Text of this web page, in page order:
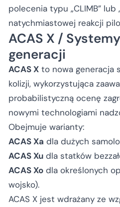
polecenia typu „CLIMB” lub
natychmiastowej reakcji
ACAS X /
generacji
ACAS X to nowa generacja
kolizji, wykorzystująca
probabilistyczną ocenę
nowymi technologiami
Obejmuje warianty:
ACAS Xa dla dużych
ACAS Xu dla statków
ACAS Xo dla określonych
wojsko).
ACAS X jest wdrażany ze